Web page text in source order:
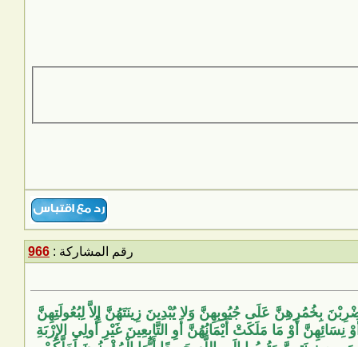
رقم المشاركة : 966
بِخُمُرِهِنَّ عَلَى جُيُوبِهِنَّ وَلا يُبْدِينَ زِينَتَهُنَّ إِلاَّ لِبُعُولَتِهِنَّ
نِسَائِهِنَّ أَوْ مَا مَلَكَتْ أَيْمَانُهُنَّ أَوِ التَّابِعِينَ غَيْرِ أُولِي الإِرْبَةِ